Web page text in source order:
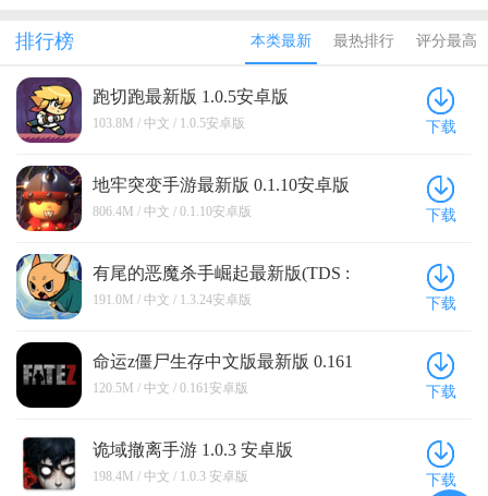
版(Soul
Knight)
版池鸳
版
内置修改器
(Dead Cells)
排行榜 本类最新 最热排行 评分最高
跑切跑最新版 1.0.5安卓版
103.8M / 中文 / 1.0.5安卓版 下载
地牢突变手游最新版 0.1.10安卓版
806.4M / 中文 / 0.1.10安卓版 下载
有尾的恶魔杀手崛起最新版(TDS :
RISE) 1.3.24安卓版
191.0M / 中文 / 1.3.24安卓版 下载
命运z僵尸生存中文版最新版 0.161
安卓版
120.5M / 中文 / 0.161安卓版 下载
诡域撤离手游 1.0.3 安卓版
198.4M / 中文 / 1.0.3 安卓版 下载